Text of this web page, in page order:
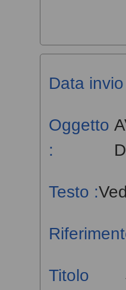
Data
Oggetto
:
Testo :
Titolo